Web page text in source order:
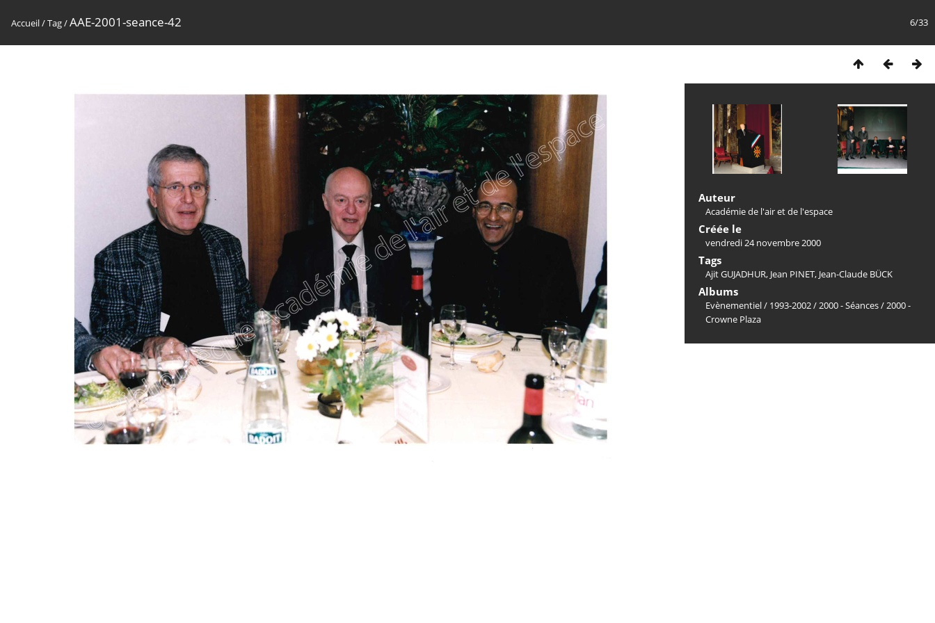
6/33
Accueil/Tag/AAE-2001-seance-42
Auteur
Académie de l'air et de l'espace
Créée le
vendredi 24 novembre 2000
Tags
Ajit GUJADHUR, Jean PINET, Jean-Claude BÜCK
Albums
Evènementiel/ 1993-2002/2000 - Séances/2000 -
Crowne Plaza